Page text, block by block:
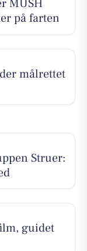
MUSH
på farten
målrettet
Struer:
guidet